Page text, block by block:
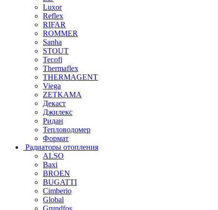
Luxor
Reflex
RIFAR
ROMMER
Sanha
STOUT
Tecofi
Thermaflex
THERMAGENT
Viega
ZETKAMA
Декаст
Джилекс
Ридан
Тепловодомер
Формат
Радиаторы отопления
ALSO
Baxi
BROEN
BUGATTI
Cimberio
Global
Grundfos